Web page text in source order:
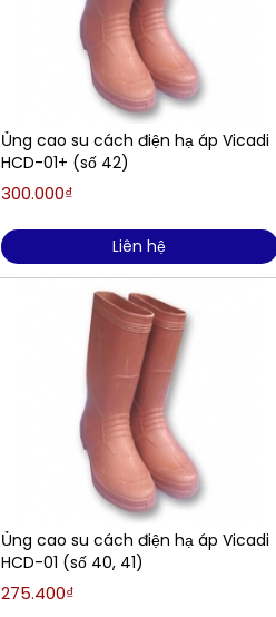
Ủng cao su cách điện hạ áp Vicadi
HCD-01+ (số 42)
300.000₫
Liên hệ
Ủng cao su cách điện hạ áp Vicadi
HCD-01 (số 40, 41)
275.400₫